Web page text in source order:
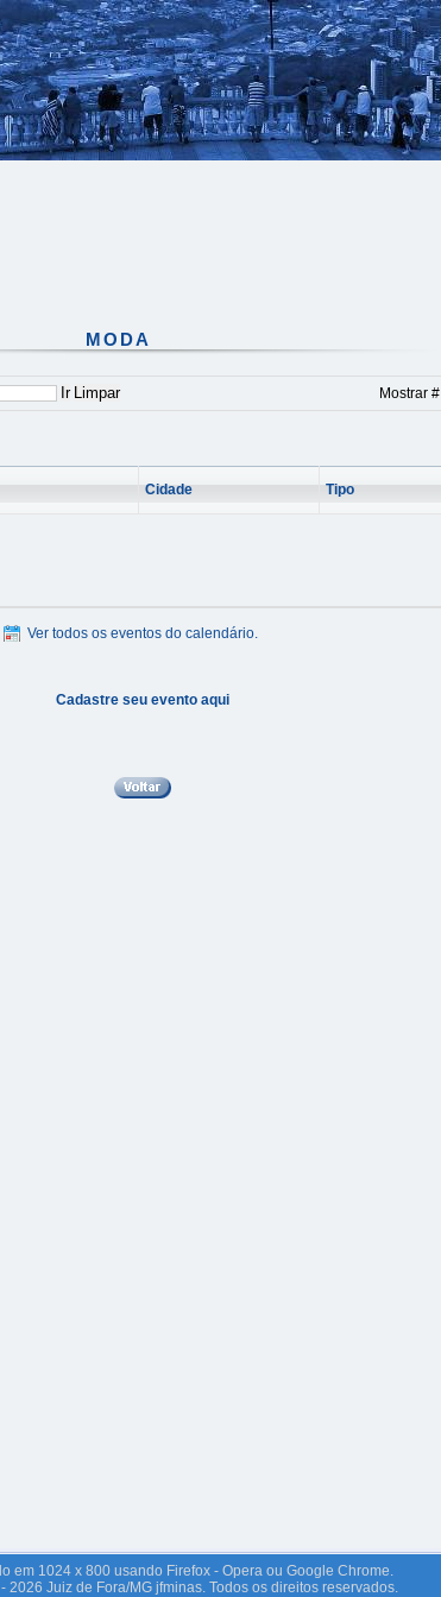
MODA
Ir Limpar Mostrar #
Cidade Tipo
Ver todos os eventos do calendário.
Cadastre seu evento aqui
em 1024 x 800 usando Firefox - Opera ou Google Chrome.
2026 Juiz de Fora/MG jfminas. Todos os direitos reservados.